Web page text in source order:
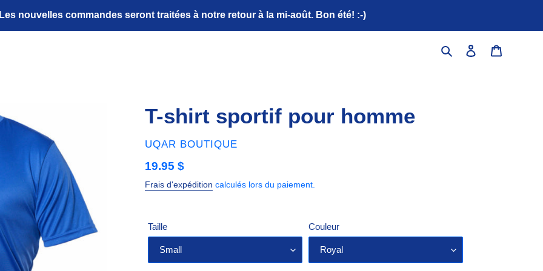
nouvelles commandes seront traitées à notre retour à la mi-août. Bon été! :-)
RechercherSe connecter
T-shirt sportif pour homme
DISTRIBUTEUR
UQAR BOUTIQUE
Prix
normal
19.95 $
Frais d'expédition calculés lors du paiement.
Taille Couleur